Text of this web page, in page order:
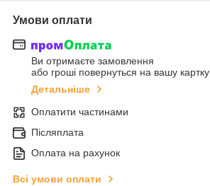
Умови оплати
Ви отримаєте замовлення
або гроші повернуться на вашу картку
Детальніше
Оплатити частинами
Післяплата
Оплата на рахунок
Всі умови оплати